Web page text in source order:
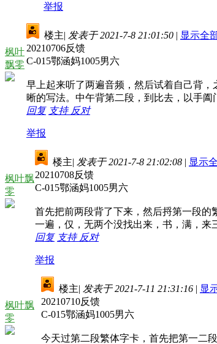
举报
枫叶
飘零
楼主| 发表于 2021-7-8 21:01:50 | 显示全
20210706反馈
C-015鄂涵妈1005男六
早上起来听了两遍音频，然后试着自己背
晰的写法。中午背第二段，到比去，以手
回复 支持 反对
举报
枫叶飘
零
楼主| 发表于 2021-7-8 21:02:08 | 显示
20210708反馈
C-015鄂涵妈1005男六
首先把前两段背了下来，然后捋第一段
一遍，仅，无两个没找出来，书，满，来
回复 支持 反对
举报
枫叶飘
零
楼主| 发表于 2021-7-11 21:31:16 | 显
20210710反馈
C-015鄂涵妈1005男六
今天过第二段繁体字卡，首先把第一二